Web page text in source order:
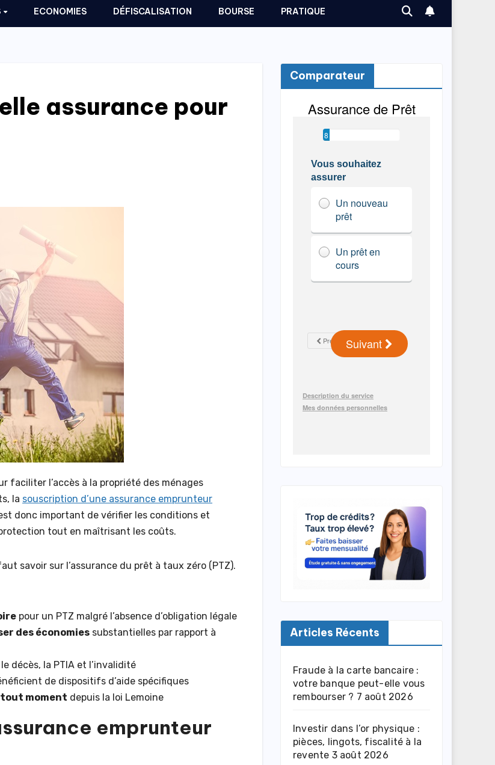
ECONOMIES DÉFISCALISATION BOURSE PRATIQUE
assurance pour
faciliter l’accès à la propriété des ménages
la souscription d’une assurance emprunteur
donc important de vérifier les conditions et
tout en maîtrisant les coûts.
savoir sur l’assurance du prêt à taux zéro (PTZ).
pour un PTZ malgré l’absence d’obligation légale
des économies substantielles par rapport à
décès, la PTIA et l’invalidité
de dispositifs d’aide spécifiques
tout moment depuis la loi Lemoine
emprunteur
Comparateur
Articles Récents
Fraude à la carte bancaire :
votre banque peut-elle vous
rembourser ? 7 août 2026
Investir dans l’or physique :
pièces, lingots, fiscalité à la
revente 3 août 2026